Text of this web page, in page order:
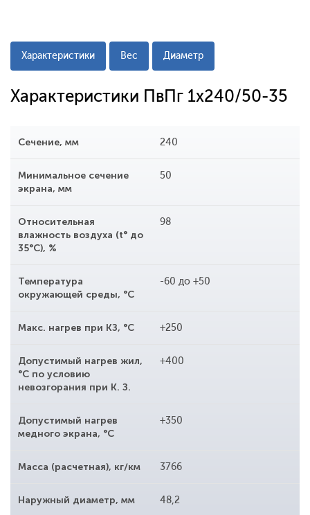
Характеристики Вес Диаметр
Характеристики ПвПг 1x240/50-35
Сечение, мм 240
Минимальное сечение
экрана, мм
50
Относительная
влажность воздуха (t° до
35°С), %
98
Температура
окружающей среды, °С
-60 до +50
Макс. нагрев при КЗ, °С +250
Допустимый нагрев жил,
°С по условию
невозгорания при К. З.
+400
Допустимый нагрев
медного экрана, °С
+350
Масса (расчетная), кг/км 3766
Наружный диаметр, мм 48,2